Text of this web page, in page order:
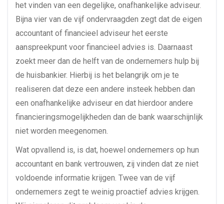
het vinden van een degelijke, onafhankelijke adviseur.
Bijna vier van de vijf ondervraagden zegt dat de eigen
accountant of financieel adviseur het eerste
aanspreekpunt voor financieel advies is. Daarnaast
zoekt meer dan de helft van de ondernemers hulp bij
de huisbankier. Hierbij is het belangrijk om je te
realiseren dat deze een andere insteek hebben dan
een onafhankelijke adviseur en dat hierdoor andere
financieringsmogelijkheden dan de bank waarschijnlijk
niet worden meegenomen.
Wat opvallend is, is dat, hoewel ondernemers op hun
accountant en bank vertrouwen, zij vinden dat ze niet
voldoende informatie krijgen. Twee van de vijf
ondernemers zegt te weinig proactief advies krijgen.